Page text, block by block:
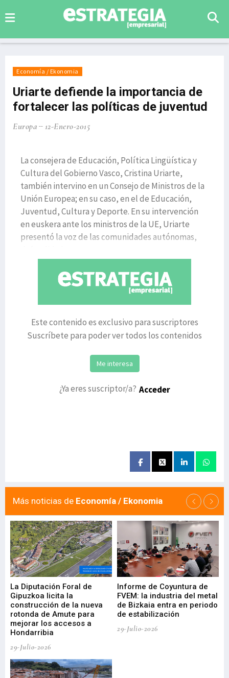
Economía / Ekonomia
Uriarte defiende la importancia de
fortalecer las políticas de juventud
Europa 12-Enero-2015
La consejera de Educación, Política Lingüística y
Cultura del Gobierno Vasco, Cristina Uriarte,
también intervino en un Consejo de Ministros de la
Unión Europea; en su caso, en el de Educación,
Juventud, Cultura y Deporte. En su intervención
en euskera ante los ministros de la UE, Uriarte
presentó la voz de las comunidades autónomas,
Este contenido es exclusivo para suscriptores
Suscríbete para poder ver todos los contenidos
Me interesa
¿Ya eres suscriptor/a? Acceder
Más noticias de Economía / Ekonomia
La Diputación Foral de
Gipuzkoa licita la
construcción de la nueva
rotonda de Amute para
mejorar los accesos a
Hondarribia
29-Julio-2026
Informe de Coyuntura de
FVEM: la industria del metal
de Bizkaia entra en periodo
de estabilización
29-Julio-2026